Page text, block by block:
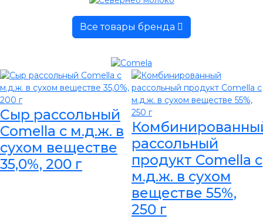
Все товары бренда
Сыр рассольный
Comella с м.д.ж. в
сухом веществе
35,0%, 200 г
рассольный
продукт Comella с
м.д.ж. в сухом
веществе 55%,
250 г